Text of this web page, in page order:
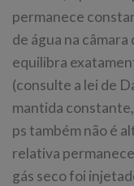
permanece
de água na
equilibra
(consulte a lei de
mantida
ps também não é
relativa
gás seco foi